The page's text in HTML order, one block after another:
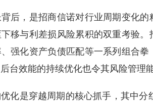
，是招商信诺对行业周期变化的
移与利差损风险累积的双重考验
强化资产负债匹配等一系列组合拳
台效能的持续优化也令其风险管理
是穿越周期的核心抓手，其中分